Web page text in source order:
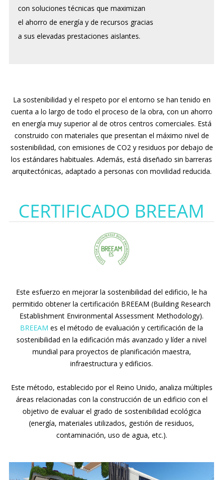
con soluciones técnicas que maximizan
el ahorro de energía y de recursos gracias
a sus elevadas prestaciones aislantes.
La sostenibilidad y el respeto por el entorno se han tenido en
cuenta a lo largo de todo el proceso de la obra, con un ahorro
en energía muy superior al de otros centros comerciales. Está
construido con materiales que presentan el máximo nivel de
sostenibilidad, con emisiones de CO2 y residuos por debajo de
los estándares habituales. Además, está diseñado sin barreras
arquitectónicas, adaptado a personas con movilidad reducida.
CERTIFICADO BREEAM
Este esfuerzo en mejorar la sostenibilidad del edificio, le ha
permitido obtener la certificación BREEAM (Building Research
Establishment Environmental Assessment Methodology).
BREEAM es el método de evaluación y certificación de la
sostenibilidad en la edificación más avanzado y líder a nivel
mundial para proyectos de planificación maestra,
infraestructura y edificios.
Este método, establecido por el Reino Unido, analiza múltiples
áreas relacionadas con la construcción de un edificio con el
objetivo de evaluar el grado de sostenibilidad ecológica
(energía, materiales utilizados, gestión de residuos,
contaminación, uso de agua, etc.).